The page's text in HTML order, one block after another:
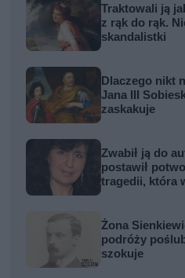
Traktowali ją
z rąk do rąk.
skandalistki
Dlaczego nikt
Jana III
zaskakuje
Zwabił ją do
postawił
tragedii, która
Żona
podróży
szokuje